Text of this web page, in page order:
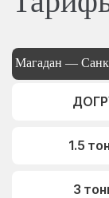
Магадан —
1.5
3